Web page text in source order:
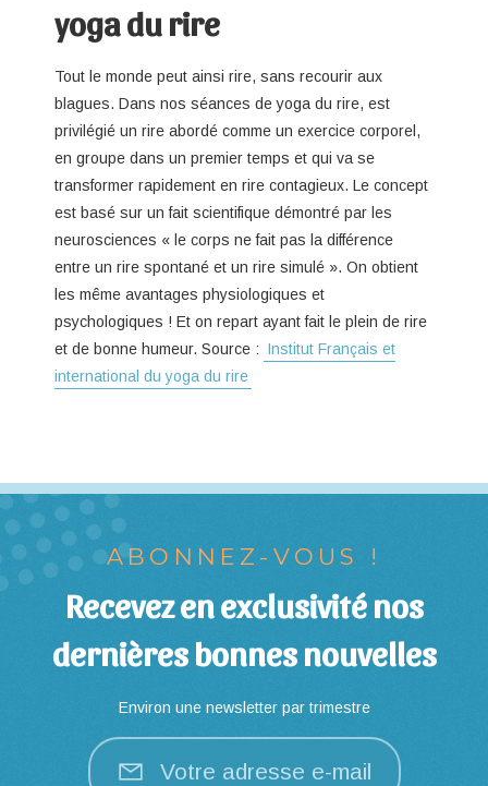
yoga du rire
Tout le monde peut ainsi rire, sans recourir aux
blagues. Dans nos séances de yoga du rire, est
privilégié un rire abordé comme un exercice corporel,
en groupe dans un premier temps et qui va se
transformer rapidement en rire contagieux. Le concept
est basé sur un fait scientifique démontré par les
neurosciences « le corps ne fait pas la différence
entre un rire spontané et un rire simulé ». On obtient
les même avantages physiologiques et
psychologiques ! Et on repart ayant fait le plein de rire
et de bonne humeur. Source : Institut Français et
international du yoga du rire
ABONNEZ-VOUS !
Recevez en exclusivité nos
dernières bonnes nouvelles
Environ une newsletter par trimestre
Votre adresse e-mail